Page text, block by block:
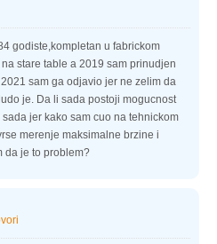
godiste,kompletan u fabrickom
stare table a 2019 sam prinudjen
sam ga odjavio jer ne zelim da
je. Da li sada postoji mogucnost
jer kako sam cuo na tehnickom
merenje maksimalne brzine i
da je to problem?